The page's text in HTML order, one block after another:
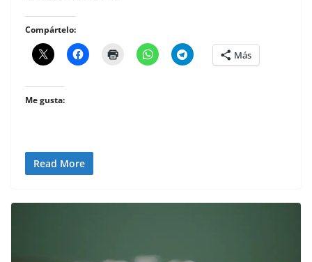
Compártelo:
Más
Me gusta:
Read More